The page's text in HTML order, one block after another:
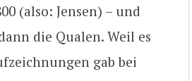
(also: Jensen) – und
die Qualen. Weil es
gab bei